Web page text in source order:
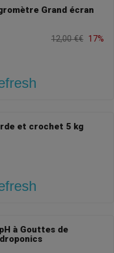
Grand écran
12,00 €€ 17%
et crochet 5 kg
à Gouttes de